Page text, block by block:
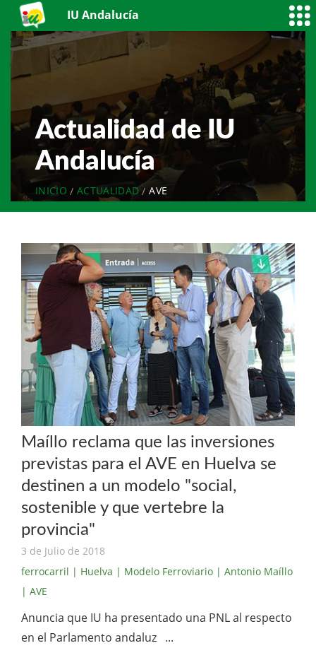
IU Andalucía
Actualidad de IU
Andalucía
INICIO ACTUALIDAD AVE
Maíllo reclama que las inversiones
previstas para el AVE en Huelva se
destinen a un modelo "social,
sostenible y que vertebre la
provincia"
3 de Julio de 2018
ferrocarril | Huelva | Modelo Ferroviario | Antonio Maíllo
| AVE
Anuncia que IU ha presentado una PNL al respecto
en el Parlamento andaluz ...